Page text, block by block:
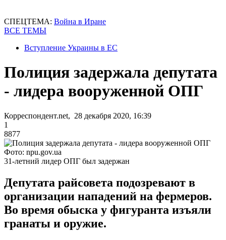
СПЕЦТЕМА: Война в Иране
ВСЕ ТЕМЫ
Вступление Украины в ЕС
Полиция задержала депутата
- лидера вооруженной ОПГ
Корреспондент.net, 28 декабря 2020, 16:39
1
8877
Фото: npu.gov.ua
31-летний лидер ОПГ был задержан
Депутата райсовета подозревают в
организации нападений на фермеров.
Во время обыска у фигуранта изъяли
гранаты и оружие.